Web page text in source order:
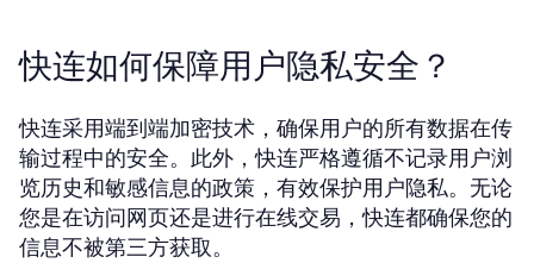
快连如何保障用户隐私安全？
快连采用端到端加密技术，确保用户的所有数据在传
输过程中的安全。此外，快连严格遵循不记录用户浏
览历史和敏感信息的政策，有效保护用户隐私。无论
您是在访问网页还是进行在线交易，快连都确保您的
信息不被第三方获取。